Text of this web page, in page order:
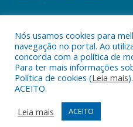
Todos os direitos reservados a
Mapa do Site
Acessar Área
Acessar Webmail
Nós usamos cookies para
navegação no portal. Ao
concorda com a política de
Para ter mais informações
Política de cookies (Leia mais
ACEITO.
Leia mais
ACEITO